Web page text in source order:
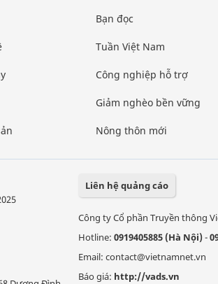
Bạn đọc
Tuần Việt Nam
Công nghiệp hỗ trợ
Giảm nghèo bền vững
Nông thôn mới
Liên hệ quảng cáo
Công ty Cổ phần Truyền thông
Hotline: 0919405885 (Hà Nội)-
Email: contact@vietnamnet.vn
Báo giá: http://vads.vn